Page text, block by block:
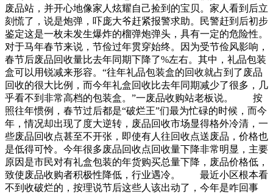
废品站，并开心地像家人炫耀自己捡到的宝贝。家人看到后立
刻慌了，说是炮弹，吓庞大爷赶紧报警求助。民警赶到后初步
鉴定这是一枚未发生爆炸的榴弹炮弹头，具有一定的危险性。
对于马年春节来说，节俭过年贯穿始终。因为受节俭风影响，
春节后废品回收量比去年同期下降了%左右。其中，礼品包装
盒可以用锐减来形容。“往年礼品包装盒的回收就占到了废品
回收的很大比例，而今年礼盒回收比去年同期减少了很多，几
乎看不到非常高档的包装盒。”一废品收购站老板说。 按
照往年惯例，春节过后都是“破烂王”们最为忙碌的时候，而今
年，情况却出现了度大逆转，废品回收市场显得格外冷清，一
些废品回收点甚至不开张，即使有人往回收点送废品，价格也
是低得可怜。今年很多废品回收点回收量下降非常明显，主要
原因是市民对有礼盒包装的年货购买总量下降，废品价格低，
致使废品收购者积极性降低，行业遇冷。 最近小区根本看
不到收破烂的，按理说节后这些人该出动了，今年是咋回事